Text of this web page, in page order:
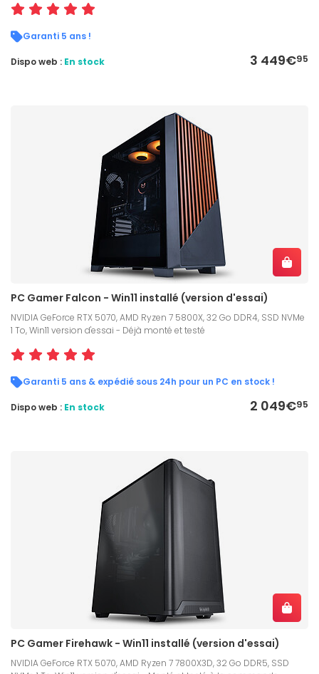
Garanti 5 ans !
3 449€95
Dispo web : En stock
PC Gamer Falcon - Win11 installé (version d'essai)
NVIDIA GeForce RTX 5070, AMD Ryzen 7 5800X, 32 Go DDR4, SSD NVMe
1 To, Win11 version d'essai - Déjà monté et testé
Garanti 5 ans & expédié sous 24h pour un PC en stock !
2 049€95
Dispo web : En stock
PC Gamer Firehawk - Win11 installé (version d'essai)
NVIDIA GeForce RTX 5070, AMD Ryzen 7 7800X3D, 32 Go DDR5, SSD